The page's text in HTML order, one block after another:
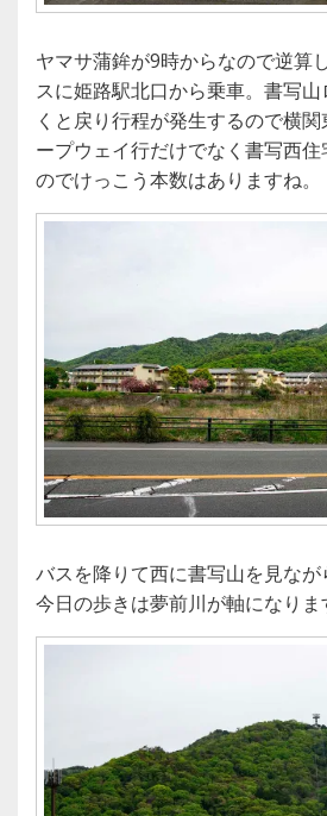
ヤマサ蒲鉾が9時からなので逆算
スに姫路駅北口から乗車。書写
くと戻り行程が発生するので横
ープウェイ行だけでなく書写西
のでけっこう本数はありますね。
バスを降りて西に書写山を見なが
今日の歩きは夢前川が軸になりま